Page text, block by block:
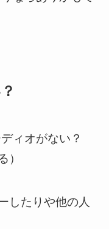
ィオがない？
）
したりや他の人